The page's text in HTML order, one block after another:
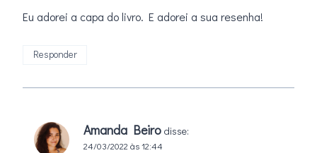
Eu adorei a capa do livro. E adorei a sua resenha!
Responder
Amanda Beiro disse:
24/03/2022 às 12:44